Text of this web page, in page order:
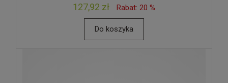
127,92 zł Rabat: 20 %
Do koszyka